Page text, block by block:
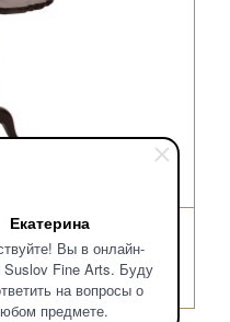
Екатерина
Вы в онлайн-
Suslov Fine Arts. Буду
на вопросы о
предмете.